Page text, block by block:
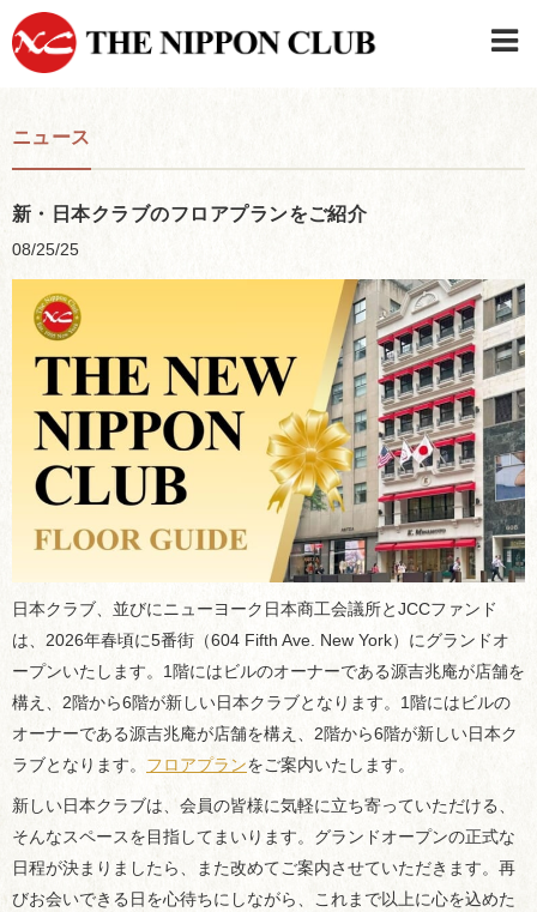
ニュース
新・日本クラブのフロアプランをご紹介
08/25/25
日本クラブ、並びにニューヨーク日本商工会議所とJCCファンド
は、2026年春頃に5番街（604 Fifth Ave. New York）にグランドオ
ープンいたします。1階にはビルのオーナーである源吉兆庵が店舗を
構え、2階から6階が新しい日本クラブとなります。1階にはビルの
オーナーである源吉兆庵が店舗を構え、2階から6階が新しい日本ク
ラブとなります。 フロアプランをご案内いたします。
新しい日本クラブは、会員の皆様に気軽に立ち寄っていただける、
そんなスペースを目指してまいります。グランドオープンの正式な
日程が決まりましたら、また改めてご案内させていただきます。再
びお会いできる日を心待ちにしながら、これまで以上に心を込めた
日本クラブメンバーログイン
連絡先・駐車場
はじめてご利用の方はこちら